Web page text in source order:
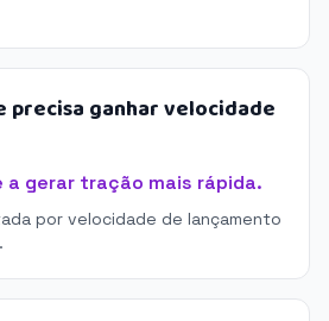
precisa ganhar velocidade
a gerar tração mais rápida.
por velocidade de lançamento